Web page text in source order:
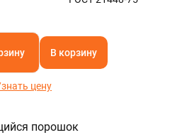
В корзину
цену
порошок